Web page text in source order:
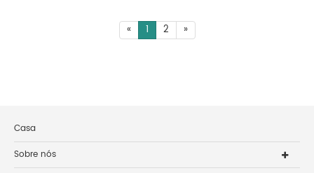
« 1 2 »
Casa
Sobre nós